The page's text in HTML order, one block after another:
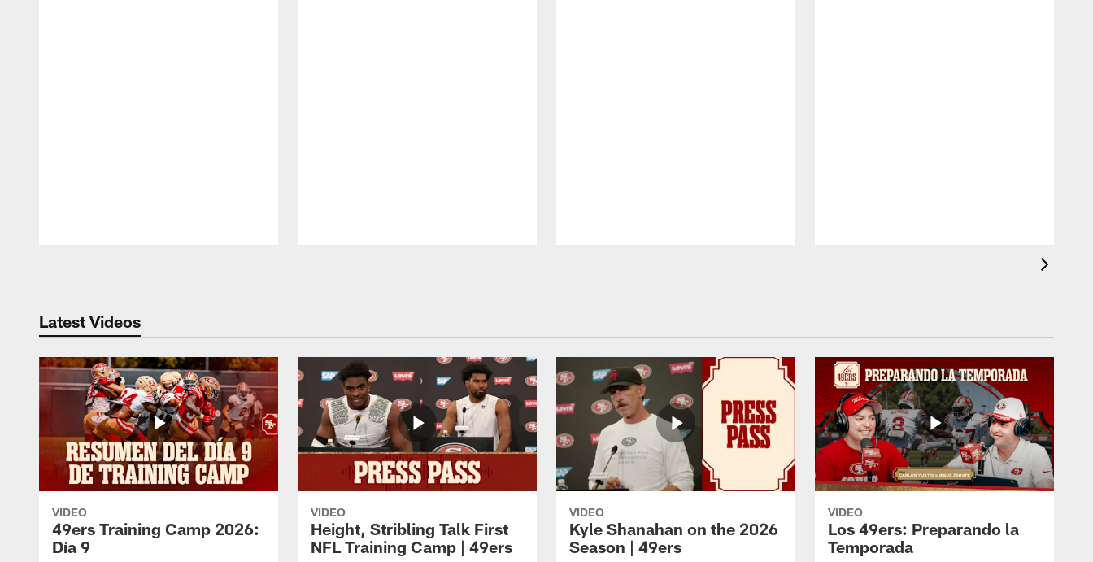
Latest Videos
VIDEO
49ers Training Camp 2026:
Día 9
VIDEO
Height, Stribling Talk First
NFL Training Camp | 49ers
VIDEO
Kyle Shanahan on the 2026
Season | 49ers
VIDEO
Los 49ers: Preparando la
Temporada